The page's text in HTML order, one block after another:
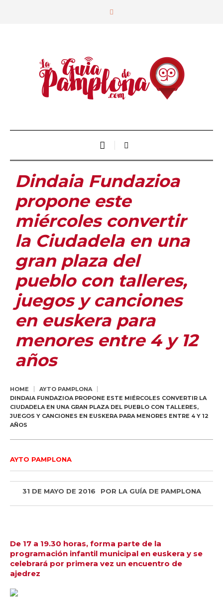
Dindaia Fundazioa
propone este
miércoles convertir
la Ciudadela en una
gran plaza del
pueblo con talleres,
juegos y canciones
en euskera para
menores entre 4 y 12
años
HOME
AYTO PAMPLONA
DINDAIA FUNDAZIOA PROPONE ESTE MIÉRCOLES CONVERTIR LA
CIUDADELA EN UNA GRAN PLAZA DEL PUEBLO CON TALLERES,
JUEGOS Y CANCIONES EN EUSKERA PARA MENORES ENTRE 4 Y 12
AÑOS
AYTO PAMPLONA
31 DE MAYO DE 2016 POR LA GUÍA DE PAMPLONA
De 17 a 19.30 horas, forma parte de la
programación infantil municipal en euskera y se
celebrará por primera vez un encuentro de
ajedrez